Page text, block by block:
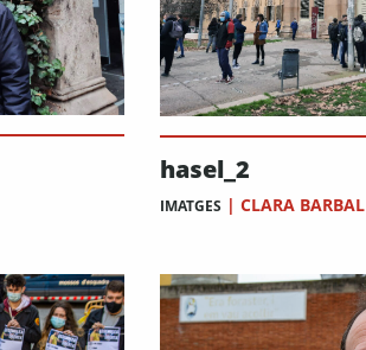
hasel_2
IMATGES | CLARA BARBAL